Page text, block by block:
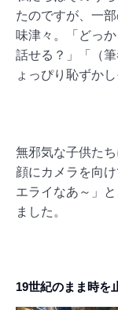
たのですが、一
味津々。「どっ
話せる？」「（
ょっぴり恥ずか
無邪気な子供た
顔にカメラを向
エライなあ～」
ました。
19世紀のまま時を